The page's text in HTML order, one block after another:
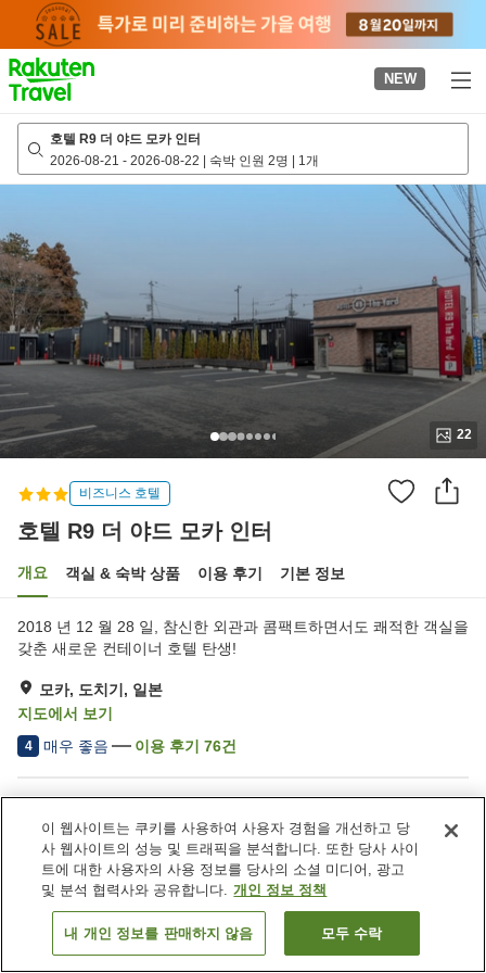
page
NEW
호텔 R9 더 야드 모카 인터
2026-08-21 - 2026-08-22 | 숙박 인원 2명 | 1개
22
비즈니스 호텔
호텔 R9 더 야드 모카 인터
개요 객실 & 숙박 상품 이용 후기 기본 정보
2018 년 12 월 28 일, 참신한 외관과 콤팩트하면서도 쾌적한 객실을
갖춘 새로운 컨테이너 호텔 탄생!
모카, 도치기, 일본
지도에서 보기
4 매우 좋음 이용 후기 76건
Wi-Fi
완전 금연
지정된 흡연 공간
자동판매기
객실 보기
이 웹사이트는 쿠키를 사용하여 사용자 경험을 개선하고 당
사 웹사이트의 성능 및 트래픽을 분석합니다. 또한 당사 사이
트에 대한 사용자의 사용 정보를 당사의 소셜 미디어, 광고
및 분석 협력사와 공유합니다. 개인 정보 정책
내 개인 정보를 판매하지 않음 모두 수락